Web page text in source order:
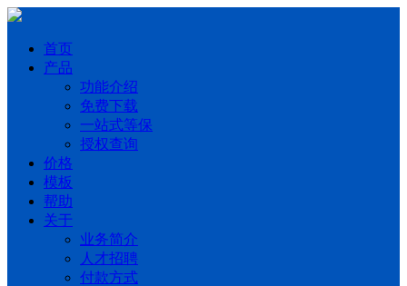
首页
产品
功能介绍
免费下载
一站式等保
授权查询
价格
模板
帮助
关于
业务简介
人才招聘
付款方式